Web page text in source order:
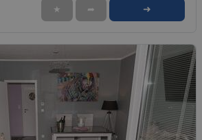
★ ➦ ➜